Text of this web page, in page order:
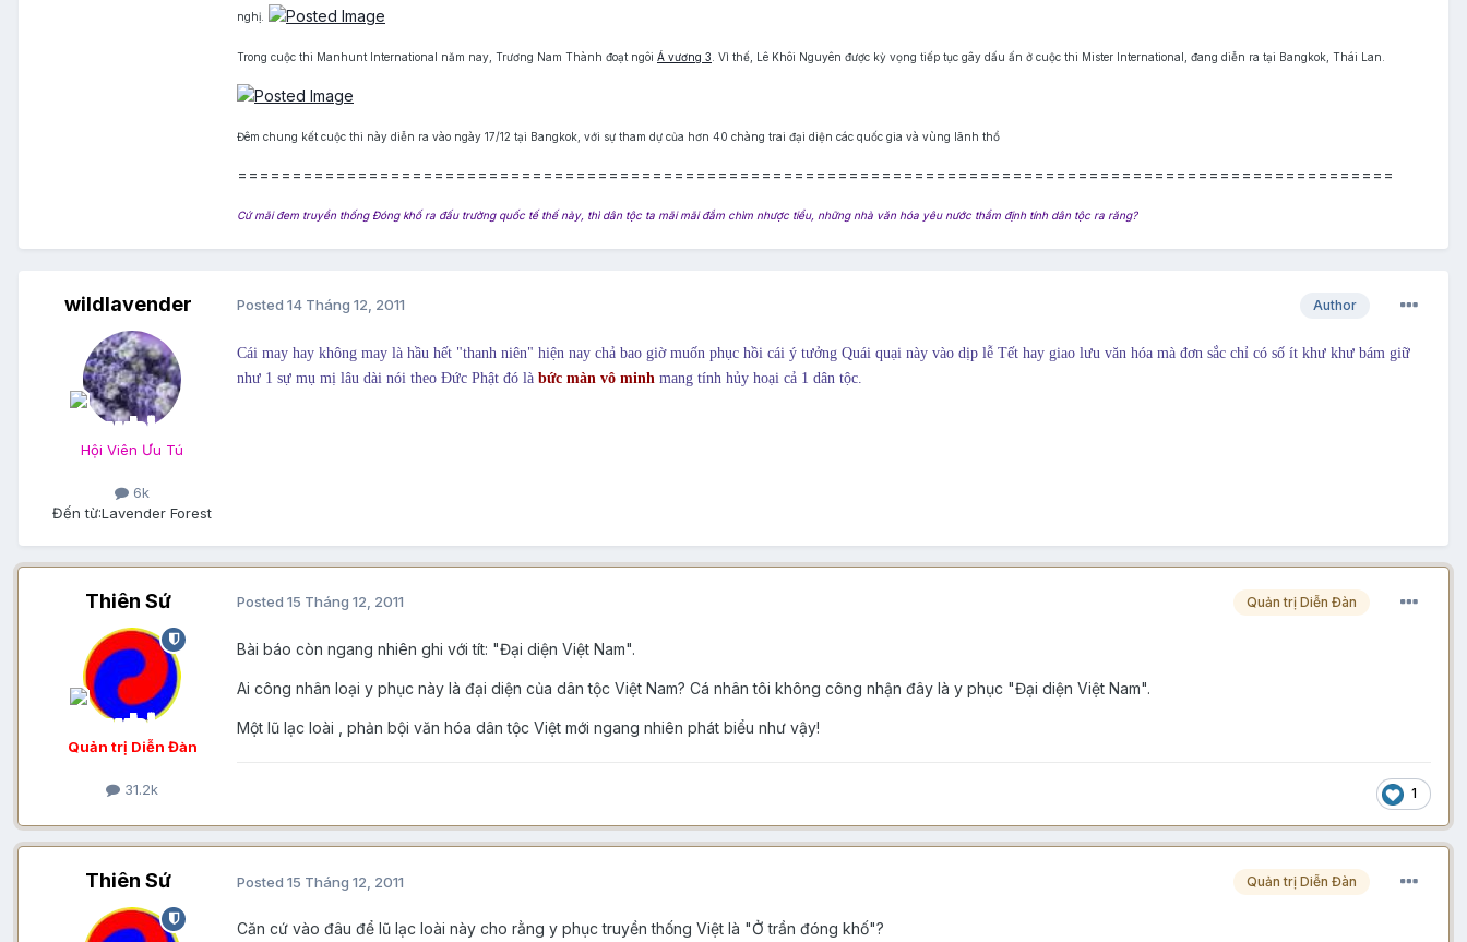
nghị.
Trong cuộc thi Manhunt International năm nay, Trương Nam Thành đoạt ngôi Á vương 3 . Vì thế, Lê Khôi Nguyên được kỳ vọng tiếp tục gây dấu ấn ở cuộc thi Mister International, đang diễn ra tại Bangkok, Thái Lan.
Đêm chung kết cuộc thi này diễn ra vào ngày 17/12 tại Bangkok, với sự tham dự của hơn 40 chàng trai đại diện các quốc gia và vùng lãnh thổ
==========================================================================================================
Cứ mãi đem truyền thống Đóng khố ra đấu trường quốc tế thế này, thì dân tộc ta mãi mãi đắm chìm nhược tiểu, những nhà văn hóa yêu nước thẩm định tính dân tộc ra răng?
wildlavender
Hội Viên Ưu Tú
6k
Đến từ:Lavender Forest
Author
Posted 14 Tháng 12, 2011
Cái may hay không may là hầu hết "thanh niên" hiện nay chả bao giờ muốn phục hồi cái ý tưởng Quái quại này vào dịp lễ Tết hay giao lưu văn hóa mà đơn sắc chỉ có số ít khư khư bám giữ
như 1 sự mụ mị lâu dài nói theo Đức Phật đó là bức màn vô minh mang tính hủy hoại cả 1 dân tộc.
Thiên Sứ
Quản trị Diễn Đàn
31.2k
Quản trị Diễn Đàn
Posted 15 Tháng 12, 2011
Bài báo còn ngang nhiên ghi với tít: "Đại diện Việt Nam".
Ai công nhân loại y phục này là đại diện của dân tộc Việt Nam? Cá nhân tôi không công nhận đây là y phục "Đại diện Việt Nam".
Một lũ lạc loài , phản bội văn hóa dân tộc Việt mới ngang nhiên phát biểu như vậy!
1
Thiên Sứ Quản trị Diễn Đàn
Posted 15 Tháng 12, 2011
Căn cứ vào đâu để lũ lạc loài này cho rằng y phục truyền thống Việt là "Ở trần đóng khố"?